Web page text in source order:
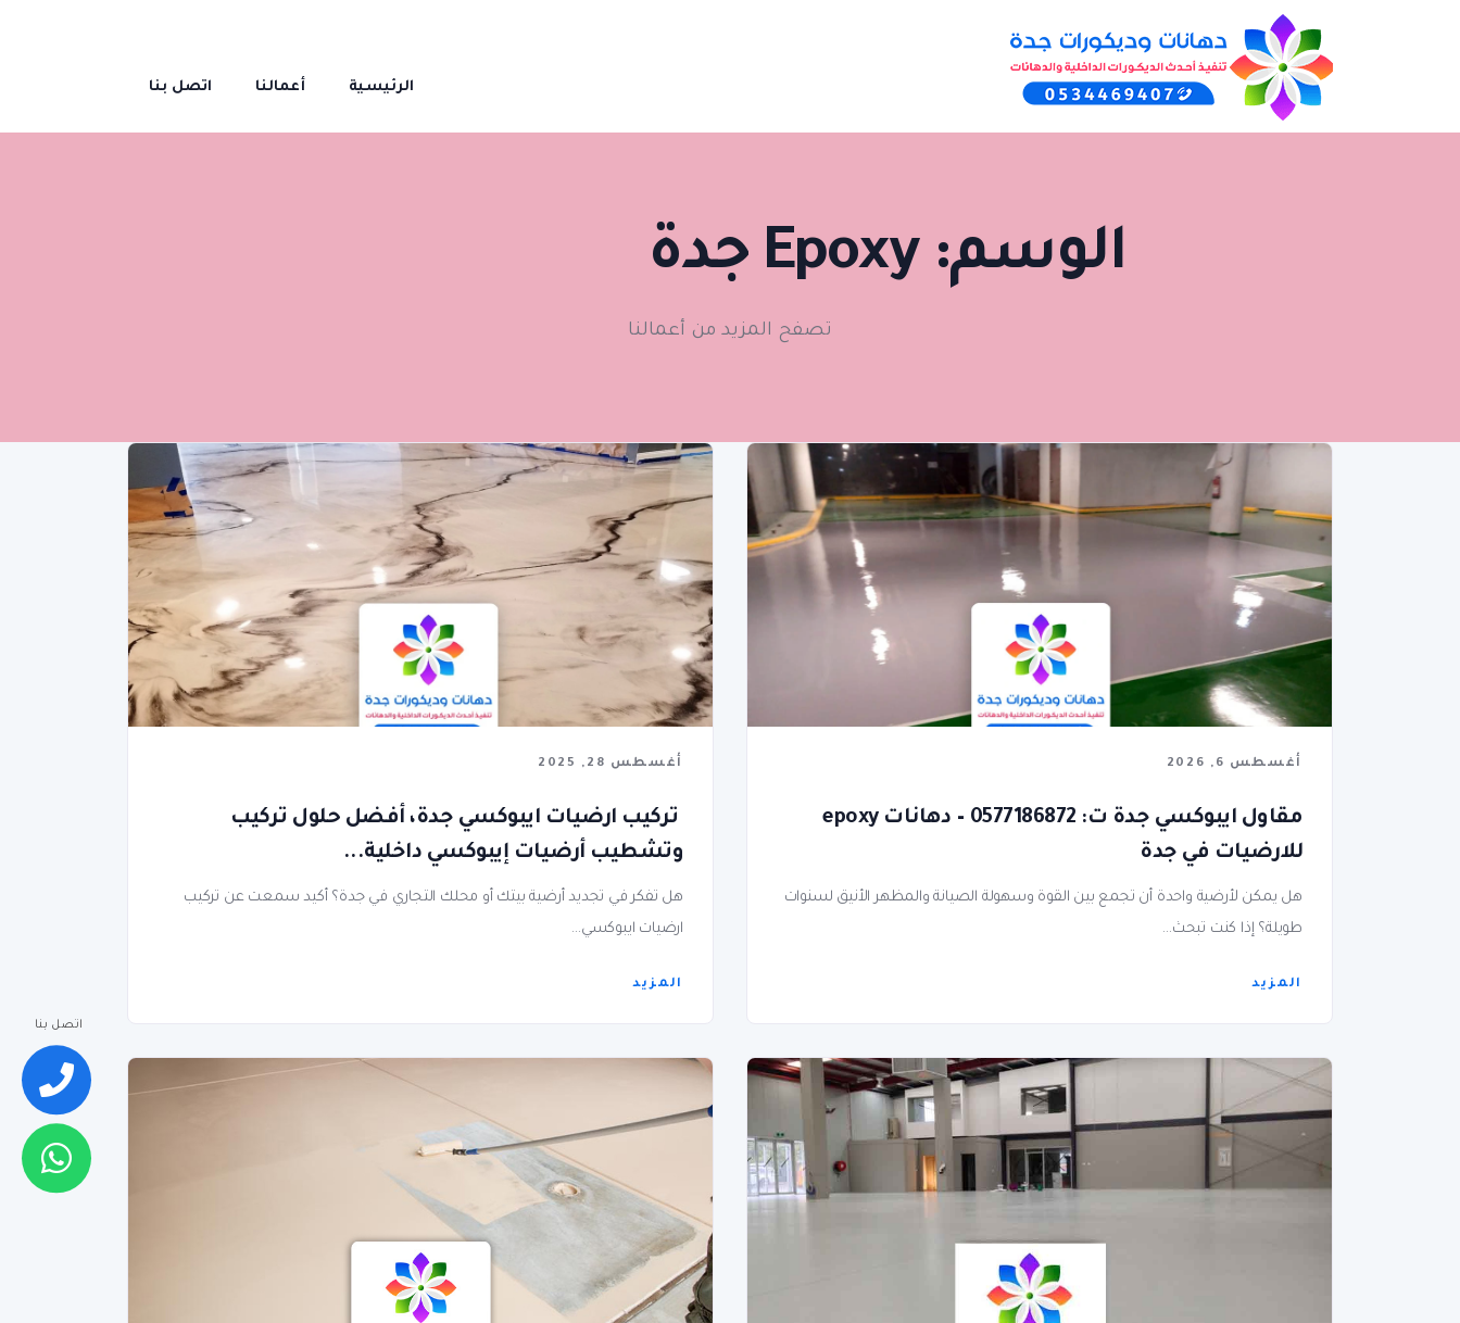
الرئيسية أعمالنا اتصل بنا
الوسم:Epoxy جدة
تصفح المزيد من أعمالنا
أغسطس 6, 2026
مقاول ايبوكسي جدة ت: 0577186872 – دهانات epoxy
للارضيات في جدة
هل يمكن لأرضية واحدة أن تجمع بين القوة وسهولة الصيانة والمظهر الأنيق لسنوات
طويلة؟ إذا كنت تبحث...
المزيد
أغسطس 28, 2025
تركيب ارضيات ايبوكسي جدة، أفضل حلول تركيب
وتشطيب أرضيات إيبوكسي داخلية...
هل تفكر في تجديد أرضية بيتك أو محلك التجاري في جدة؟ أكيد سمعت عن تركيب
ارضيات ايبوكسي...
المزيد
اتصل بنا